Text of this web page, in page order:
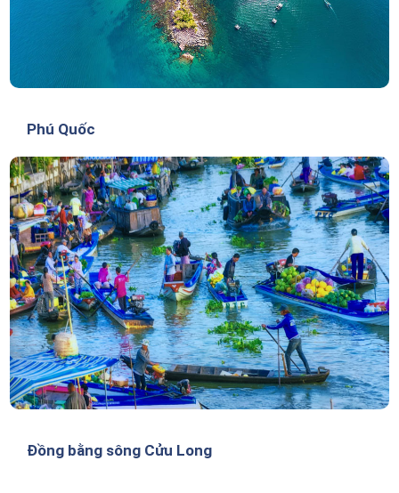
Phú Quốc
Đồng bằng sông Cửu Long